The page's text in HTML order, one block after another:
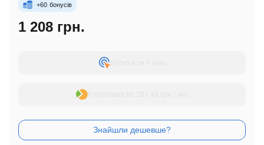
+60 бонусів
1 208 грн.
6 платежів по 201.33 грн / міс